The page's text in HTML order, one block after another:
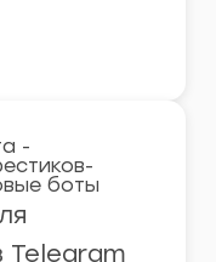
Telegram